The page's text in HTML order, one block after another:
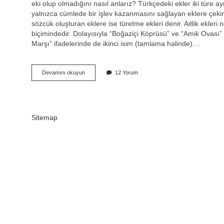
eki olup olmadığını nasıl anlarız? Türkçedeki ekler iki türe
yalnızca cümlede bir işlev kazanmasını sağlayan eklere
sözcük oluşturan eklere ise türetme ekleri denir. Aitlik ekleri
biçimindedir. Dolayısıyla “Boğaziçi Köprüsü” ve “Amik
Marşı” ifadelerinde de ikinci isim (tamlama halinde)…
Devamını okuyunAitlik
Eki
12 Yorum
Sitemap